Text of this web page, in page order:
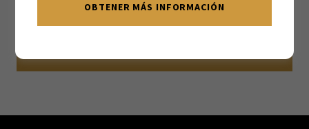
OBTENER MÁS INFORMACIÓN